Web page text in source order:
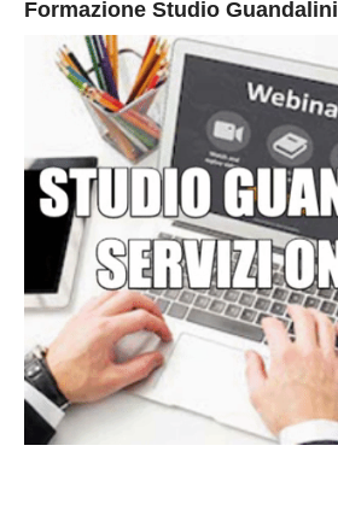
Formazione Studio Guandalini